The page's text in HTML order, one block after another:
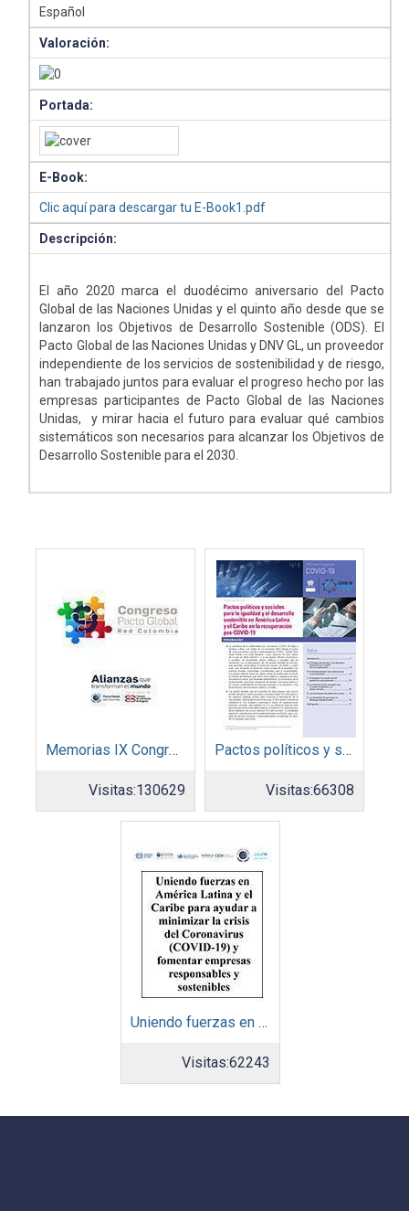
Español
Valoración:
Portada:
E-Book:
Clic aquí para descargar tu E-Book1.pdf
Descripción:
El año 2020 marca el duodécimo aniversario del Pacto
Global de las Naciones Unidas y el quinto año desde que se
lanzaron los Objetivos de Desarrollo Sostenible (ODS). El
Pacto Global de las Naciones Unidas y DNV GL, un proveedor
independiente de los servicios de sostenibilidad y de riesgo,
han trabajado juntos para evaluar el progreso hecho por las
empresas participantes de Pacto Global de las Naciones
Unidas, y mirar hacia el futuro para evaluar qué cambios
sistemáticos son necesarios para alcanzar los Objetivos de
Desarrollo Sostenible para el 2030.
Memorias IX Congreso Pacto Global 2019
Visitas:130629
Pactos políticos y sociales para la igualdad y el desarrollo sostenible en América Latina y el Caribe en la recuperación pos COVID-19
Visitas:66308
Uniendo fuerzas en América Latina y el Caribe para ayudar a minimizar la crisis del Coronavirus (COVID-19) y fomentar empresas responsables y sostenibles
Visitas:62243